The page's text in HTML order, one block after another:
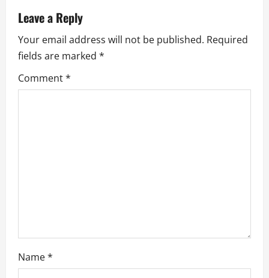
Leave a Reply
Your email address will not be published. Required
fields are marked *
Comment*
Name*